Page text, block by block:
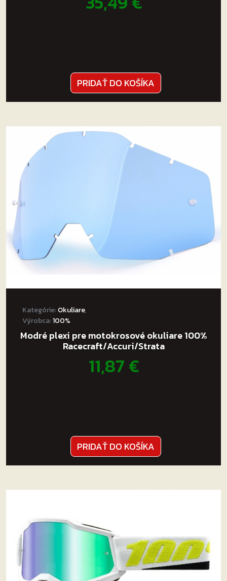
PRIDAŤ DO KOŠÍKA
Kategórie:Okuliare,
Výrobca:100%
Modré plexi pre motokrosové okuliare 100%
Racecraft/Accuri/Strata
11,87€
PRIDAŤ DO KOŠÍKA